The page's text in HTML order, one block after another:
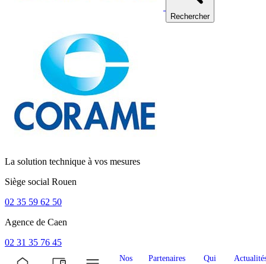
Rechercher
La solution technique à vos mesures
Siège social Rouen
02 35 59 62 50
Agence de Caen
02 31 35 76 45
Nos
Partenaires
Qui